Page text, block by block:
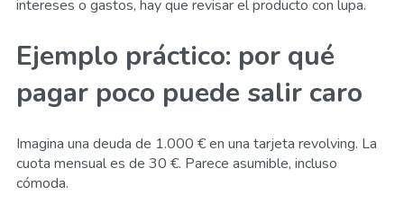
intereses o gastos, hay que revisar el producto con lupa.
Ejemplo práctico: por qué
pagar poco puede salir caro
Imagina una deuda de 1.000 € en una tarjeta revolving. La
cuota mensual es de 30 €. Parece asumible, incluso
cómoda.